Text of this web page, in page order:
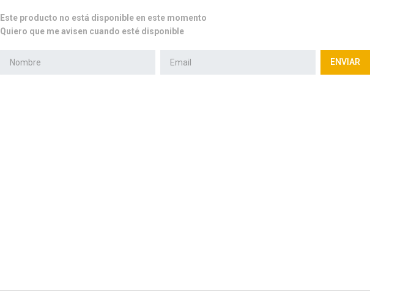
Este producto no está disponible en este momento
Quiero que me avisen cuando esté disponible
ENVIAR